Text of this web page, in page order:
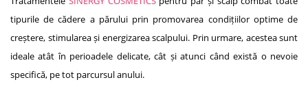
tipurile de cădere a părului prin promovarea condițiilor optime de
creștere, stimularea și energizarea scalpului. Prin urmare, acestea sunt
ideale atât în perioadele delicate, cât și atunci când există o nevoie
specifică, pe tot parcursul anului.